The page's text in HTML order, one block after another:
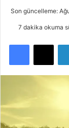
Son güncelleme:
7 dakika okuma
Facebook
X